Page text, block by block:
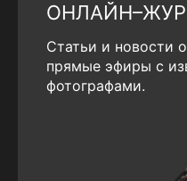
Статьи и новости
прямые эфиры с
фотографами.